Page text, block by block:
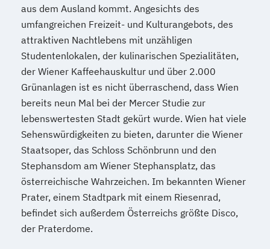
aus dem Ausland kommt. Angesichts des
umfangreichen Freizeit- und Kulturangebots, des
attraktiven Nachtlebens mit unzähligen
Studentenlokalen, der kulinarischen Spezialitäten,
der Wiener Kaffeehauskultur und über 2.000
Grünanlagen ist es nicht überraschend, dass Wien
bereits neun Mal bei der Mercer Studie zur
lebenswertesten Stadt gekürt wurde. Wien hat viele
Sehenswürdigkeiten zu bieten, darunter die Wiener
Staatsoper, das Schloss Schönbrunn und den
Stephansdom am Wiener Stephansplatz, das
österreichische Wahrzeichen. Im bekannten Wiener
Prater, einem Stadtpark mit einem Riesenrad,
befindet sich außerdem Österreichs größte Disco,
der Praterdome.